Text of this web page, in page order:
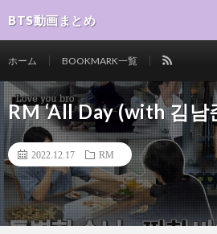
BTS動画まとめ
ホーム BOOKMARK一覧
RM ‘All Day (with 김남
2022.12.17 RM